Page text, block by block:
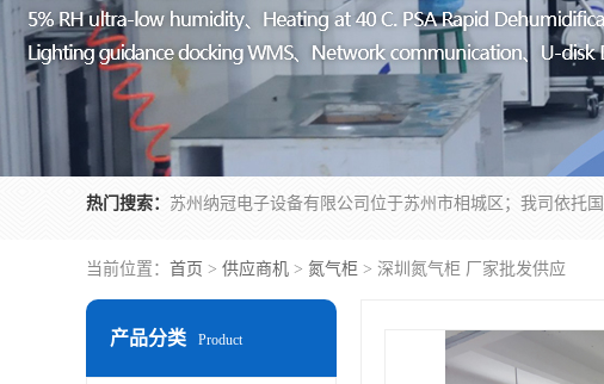
热门搜索：
当前位置： 首页 > 供应商机 > 氮气柜 > 深圳氮气柜 厂家批发供应
产品分类 Product